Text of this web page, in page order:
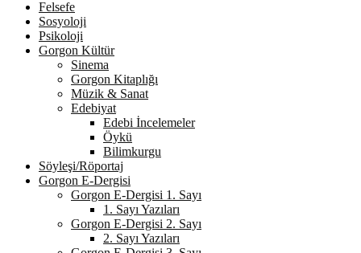
Felsefe
Sosyoloji
Psikoloji
Gorgon Kültür
Sinema
Gorgon Kitaplığı
Müzik & Sanat
Edebiyat
Edebi İncelemeler
Öykü
Bilimkurgu
Söyleşi/Röportaj
Gorgon E-Dergisi
Gorgon E-Dergisi 1. Sayı
1. Sayı Yazıları
Gorgon E-Dergisi 2. Sayı
2. Sayı Yazıları